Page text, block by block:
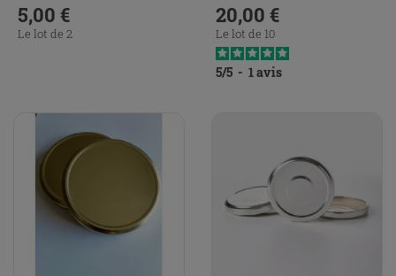
mm.
Prix
5,00 €
Le lot de 2
Prix
20,00 €
Le lot de 10
5/5 - 1avis